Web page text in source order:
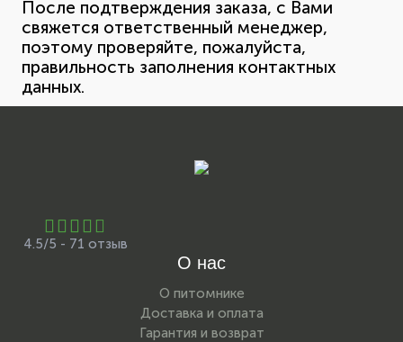
После подтверждения заказа, с Вами
свяжется ответственный менеджер,
поэтому проверяйте, пожалуйста,
правильность заполнения контактных
данных.
4.5/5 - 71 отзыв
О нас
О питомнике
Доставка и оплата
Гарантия и возврат